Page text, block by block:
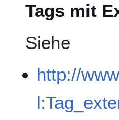
Tags mit
Siehe
http://